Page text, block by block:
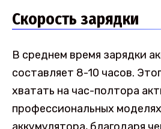
Скорость зарядки
В среднем время зарядки
составляет 8-10 часов.
хватать на час-полтора
профессиональных
аккумулятора, благодаря